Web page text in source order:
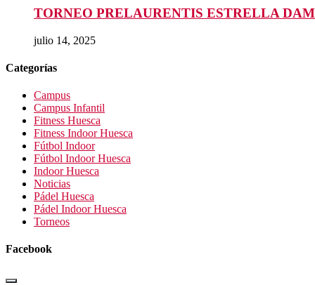
TORNEO PRELAURENTIS ESTRELLA
julio 14, 2025
Categorías
Campus
Campus Infantil
Fitness Huesca
Fitness Indoor Huesca
Fútbol Indoor
Fútbol Indoor Huesca
Indoor Huesca
Noticias
Pádel Huesca
Pádel Indoor Huesca
Torneos
Facebook